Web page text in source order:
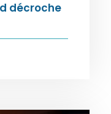
décroche